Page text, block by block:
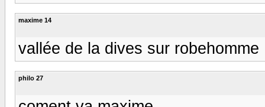
maxime 14
vallée de la dives sur robehomme
philo 27